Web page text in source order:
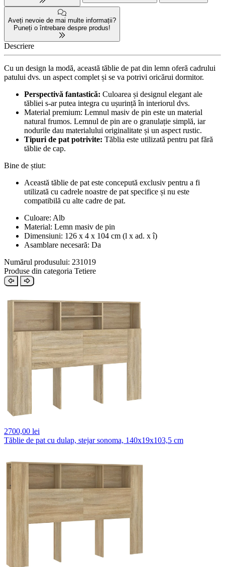
Aveți nevoie de mai multe informații?
Puneți o întrebare despre produs!
Descriere
Cu un design la modă, această tăblie de pat din lemn oferă cadrului
patului dvs. un aspect complet și se va potrivi oricărui dormitor.
Perspectivă fantastică: Culoarea și designul elegant ale
tăbliei s-ar putea integra cu ușurință în interiorul dvs.
Material premium: Lemnul masiv de pin este un material
natural frumos. Lemnul de pin are o granulație simplă, iar
nodurile dau materialului originalitate și un aspect rustic.
Tipuri de pat potrivite: Tăblia este utilizată pentru pat fără
tăblie de cap.
Bine de știut:
Această tăblie de pat este concepută exclusiv pentru a fi
utilizată cu cadrele noastre de pat specifice și nu este
compatibilă cu alte cadre de pat.
Culoare: Alb
Material: Lemn masiv de pin
Dimensiuni: 126 x 4 x 104 cm (l x ad. x î)
Asamblare necesară: Da
Numărul produsului: 231019
Produse din categoria Tetiere
2700,00 lei
Tăblie de pat cu dulap, stejar sonoma, 140x19x103,5 cm